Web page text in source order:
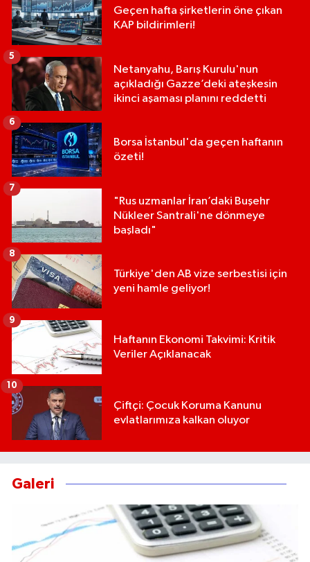
Geçen hafta şirketlerin öne çıkan
KAP bildirimleri!
Netanyahu, Barış Kurulu'nun
açıkladığı Gazze’deki ateşkesin
ikinci aşaması planını reddetti
5
Borsa İstanbul'da geçen haftanın
özeti!
6
"Rus uzmanlar İran’daki Buşehr
Nükleer Santrali'ne dönmeye
başladı"
7
Türkiye'den AB vize serbestisi için
yeni hamle geliyor!
8
Haftanın Ekonomi Takvimi: Kritik
Veriler Açıklanacak
9
Çiftçi: Çocuk Koruma Kanunu
evlatlarımıza kalkan oluyor
10
Galeri